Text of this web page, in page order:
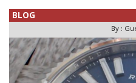
オブ・ザ・イヤー」、2022
する
BLOG
By :